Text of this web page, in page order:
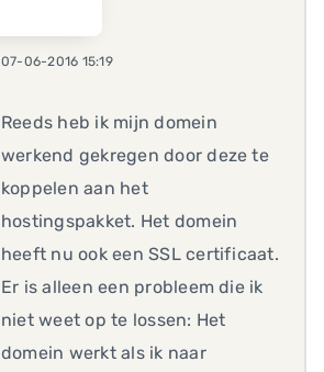
07-06-2016 15:19
Reeds heb ik mijn domein
werkend gekregen door deze te
koppelen aan het
hostingspakket. Het domein
heeft nu ook een SSL certificaat.
Er is alleen een probleem die ik
niet weet op te lossen: Het
domein werkt als ik naar